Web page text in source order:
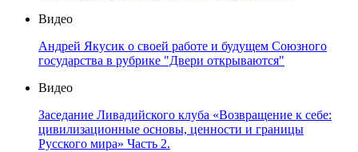
Видео
Андрей Якусик о своей работе и будущем Союзного
государства в рубрике "Двери открываются"
Видео
Заседание Ливадийского клуба «Возвращение к себе:
цивилизационные основы, ценности и границы
Русского мира» Часть 2.